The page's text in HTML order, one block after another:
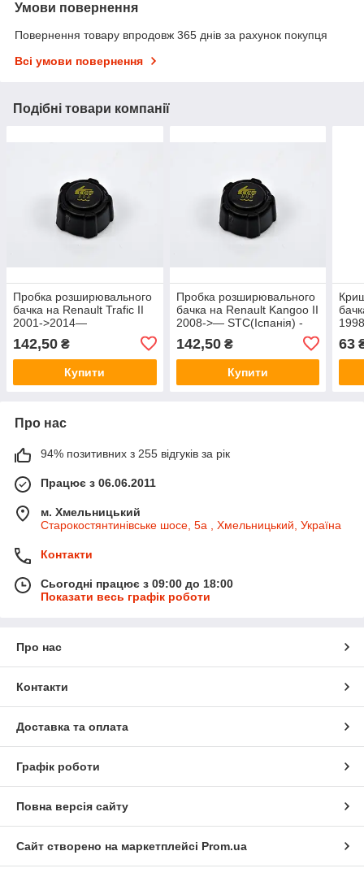
Умови повернення
Повернення товару впродовж 365 днів за рахунок покупця
Всі умови повернення
Подібні товари компанії
Пробка розширювального
бачка на Renault Trafic II
2001->2014—
142,50 ₴
Купити
Пробка розширювального
бачка на Renault Kangoo II
2008->— STC(Іспанія) -
142,50₴
Купити
63
Про нас
94% позитивних з 255 відгуків за рік
Працює з 06.06.2011
м. Хмельницький
Старокостянтинівське шосе, 5а , Хмельницький, Україна
Контакти
Сьогодні працює з 09:00 до 18:00
Показати весь графік роботи
Про нас
Контакти
Доставка та оплата
Графік роботи
Повна версія сайту
Сайт створено на маркетплейсі Prom.ua